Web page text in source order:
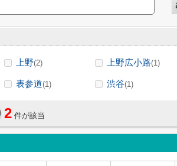
上野(2) 上野広小路(1)
表参道(1) 渋谷(1)
2 件が該当